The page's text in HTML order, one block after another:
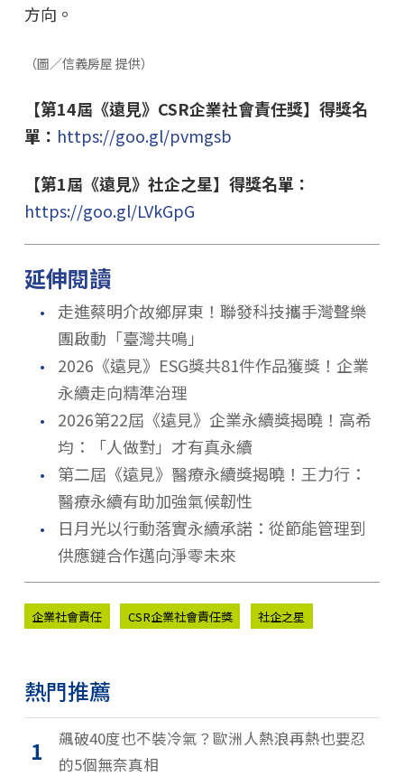
方向。
（圖／信義房屋 提供）
【第14屆《遠見》CSR企業社會責任獎】得獎名
單： https://goo.gl/pvmgsb
【第1屆《遠見》社企之星】得獎名單：
https://goo.gl/LVkGpG
延伸閱讀
．
走進蔡明介故鄉屏東！聯發科技攜手灣聲樂
團啟動「臺灣共鳴」
．
2026《遠見》ESG獎共81件作品獲獎！企業
永續走向精準治理
．
2026第22屆《遠見》企業永續獎揭曉！高希
均：「人做對」才有真永續
．
第二屆《遠見》醫療永續獎揭曉！王力行：
醫療永續有助加強氣候韌性
．
日月光以行動落實永續承諾：從節能管理到
供應鏈合作邁向淨零未來
企業社會責任 CSR企業社會責任獎 社企之星
熱門推薦
1
飆破40度也不裝冷氣？歐洲人熱浪再熱也要忍
的5個無奈真相